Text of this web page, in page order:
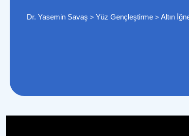
Dr. Yasemin Savaş > Yüz Gençleştirme > Altın